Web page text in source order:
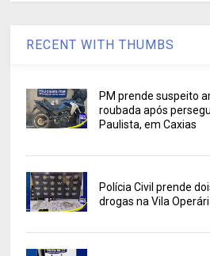
RECENT WITH THUMBS
PM prende suspeito
roubada após
Paulista, em Caxias
Polícia Civil prende
drogas na Vila